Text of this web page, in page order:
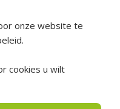
onze website te
cookies u wilt